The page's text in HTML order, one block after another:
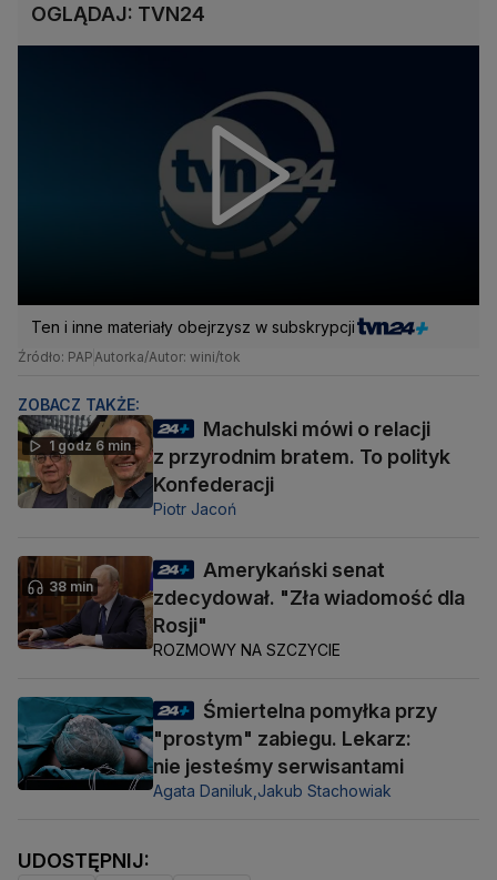
OGLĄDAJ: TVN24
Ten i inne materiały obejrzysz w subskrypcji
Źródło: PAP Autorka/Autor: wini/tok
ZOBACZ TAKŻE:
1 godz 6 min
Machulski mówi o relacji
z przyrodnim bratem. To polityk
Konfederacji
Piotr Jacoń
38 min
Amerykański senat
zdecydował. "Zła wiadomość dla
Rosji"
ROZMOWY NA SZCZYCIE
Śmiertelna pomyłka przy
"prostym" zabiegu. Lekarz:
nie jesteśmy serwisantami
Agata Daniluk, Jakub Stachowiak
UDOSTĘPNIJ: